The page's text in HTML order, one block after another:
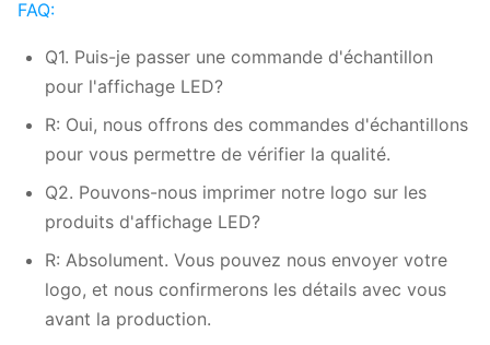
FAQ:
Q1. Puis-je passer une commande d'échantillon
pour l'affichage LED?
R: Oui, nous offrons des commandes d'échantillons
pour vous permettre de vérifier la qualité.
Q2. Pouvons-nous imprimer notre logo sur les
produits d'affichage LED?
R: Absolument. Vous pouvez nous envoyer votre
logo, et nous confirmerons les détails avec vous
avant la production.